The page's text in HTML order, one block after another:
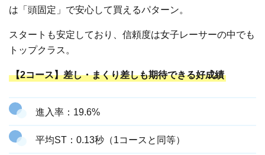
は「頭固定」で安心して買えるパターン。
スタートも安定しており、信頼度は女子レーサーの中でも
トップクラス。
【2コース】差し・まくり差しも期待できる好成績
進入率：19.6%
平均ST：0.13秒（1コースと同等）